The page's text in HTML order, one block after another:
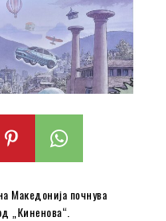
Македонија почнува
„Киненова“.